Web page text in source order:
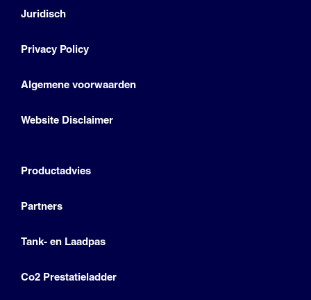
Juridisch
Privacy Policy
Algemene voorwaarden
Website Disclaimer
Productadvies
Partners
Tank- en Laadpas
Co2 Prestatieladder